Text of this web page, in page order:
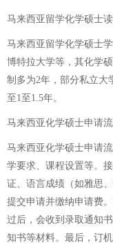
马来西亚留学化学硕士
马来西亚留学化学硕士
博特拉大学等，其化学
制多为2年，部分私立大
至1至1.5年。
马来西亚化学硕士申请
马来西亚化学硕士申请
学要求、课程设置等。
证、语言成绩（如雅思
提交申请并缴纳申请费
过后，会收到录取通知
知书等材料。最后，订